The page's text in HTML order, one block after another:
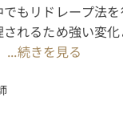
もリドレープ法
れるため強い変
...続きを見る